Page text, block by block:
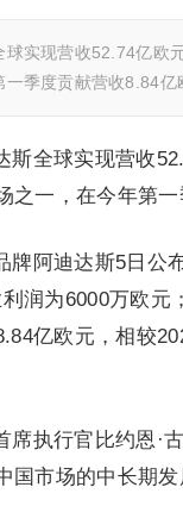
球实现营收52.74亿欧
一季度贡献营收8.84
斯全球实现营收
之一，在今年第
牌阿迪达斯5日公
润为6000万欧
亿欧元，相较
席执行官比约恩·
国市场的中长期发